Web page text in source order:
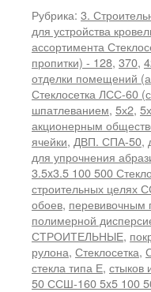
Рубрика: 3.
для устройства
ассортимента
пропитки) - 128, 370,
отделки помещений
Стеклосетка ЛСС-60
шпатлеванием, 5х2,
акционерным
ячейки, ДВП. СПА-50,
для упрочнения
3.5x3.5 100 500
строительных целях
обоев, перевивочным
полимерной
СТРОИТЕЛЬНЫЕ,
рулона, Стеклосетка,
стекла типа Е, стыков
50 ССШ-160 5x5 100